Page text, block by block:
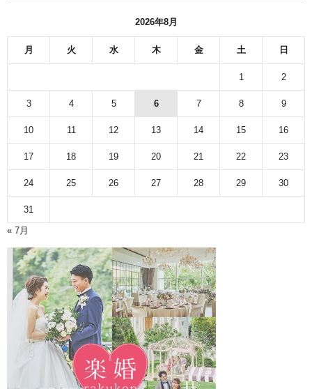
2026年8月
月 火 水 木 金 土 日
1 2
3 4 5 6 7 8 9
10 11 12 13 14 15 16
17 18 19 20 21 22 23
24 25 26 27 28 29 30
31
« 7月